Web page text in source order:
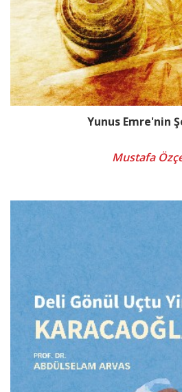
Yunus Emre'nin
Mustafa